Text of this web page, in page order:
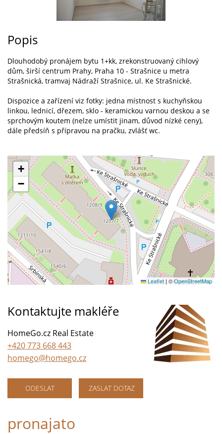
Popis
Dlouhodobý pronájem bytu 1+kk, zrekonstruovaný cihlový
dům, širší centrum Prahy, Praha 10 - Strašnice u metra
Strašnická, tramvaj Nádraží Strašnice, ul. Ke Strašnické.
Dispozice a zařízení viz fotky: jedna místnost s kuchyňskou
linkou, lednicí, dřezem, sklo - keramickou varnou deskou a se
sprchovým koutem (nelze umístit jinam, důvod nízké ceny),
dále předsíň s přípravou na pračku, zvlášť wc.
+
−
Leaflet | ©OpenStreetMap
Kontaktujte makléře
HomeGo.cz Real Estate
+420 773 668 443
homego@homego.cz
ODESLAT ZASLAT DOTAZ
pronajato